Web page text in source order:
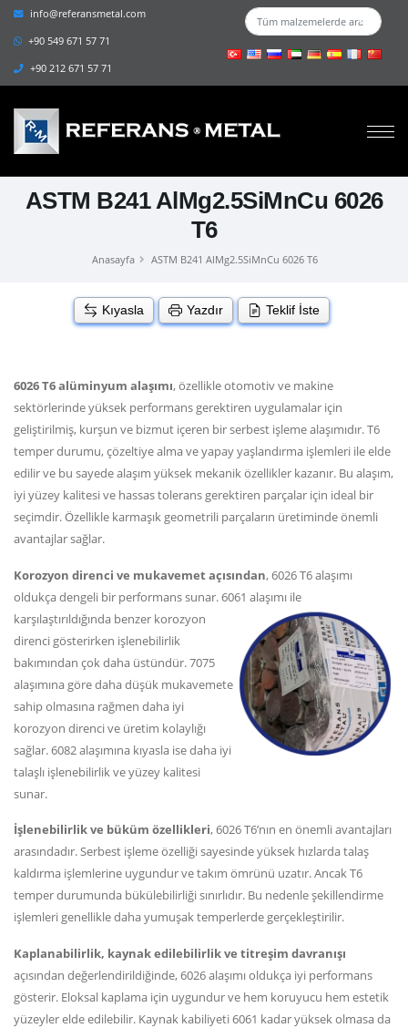
info@referansmetal.com
+90 549 671 57 71
+90 212 671 57 71
ASTM B241 AlMg2.5SiMnCu 6026
T6
Anasayfa ASTM B241 AlMg2.5SiMnCu 6026 T6
Kıyasla Yazdır Teklif İste
6026 T6 alüminyum alaşımı, özellikle otomotiv ve makine
sektörlerinde yüksek performans gerektiren uygulamalar için
geliştirilmiş, kurşun ve bizmut içeren bir serbest işleme alaşımıdır. T6
temper durumu, çözeltiye alma ve yapay yaşlandırma işlemleri ile elde
edilir ve bu sayede alaşım yüksek mekanik özellikler kazanır. Bu alaşım,
iyi yüzey kalitesi ve hassas tolerans gerektiren parçalar için ideal bir
seçimdir. Özellikle karmaşık geometrili parçaların üretiminde önemli
avantajlar sağlar.
Korozyon direnci ve mukavemet açısından, 6026 T6 alaşımı
oldukça dengeli bir performans sunar. 6061 alaşımı ile
karşılaştırıldığında benzer korozyon
direnci gösterirken işlenebilirlik
bakımından çok daha üstündür. 7075
alaşımına göre daha düşük mukavemete
sahip olmasına rağmen daha iyi
korozyon direnci ve üretim kolaylığı
sağlar. 6082 alaşımına kıyasla ise daha iyi
talaşlı işlenebilirlik ve yüzey kalitesi
sunar.
İşlenebilirlik ve büküm özellikleri, 6026 T6’nın en önemli avantajları
arasındadır. Serbest işleme özelliği sayesinde yüksek hızlarda talaş
kaldırma işlemlerine uygundur ve takım ömrünü uzatır. Ancak T6
temper durumunda bükülebilirliği sınırlıdır. Bu nedenle şekillendirme
işlemleri genellikle daha yumuşak temperlerde gerçekleştirilir.
Kaplanabilirlik, kaynak edilebilirlik ve titreşim davranışı
açısından değerlendirildiğinde, 6026 alaşımı oldukça iyi performans
gösterir. Eloksal kaplama için uygundur ve hem koruyucu hem estetik
yüzeyler elde edilebilir. Kaynak kabiliyeti 6061 kadar yüksek olmasa da